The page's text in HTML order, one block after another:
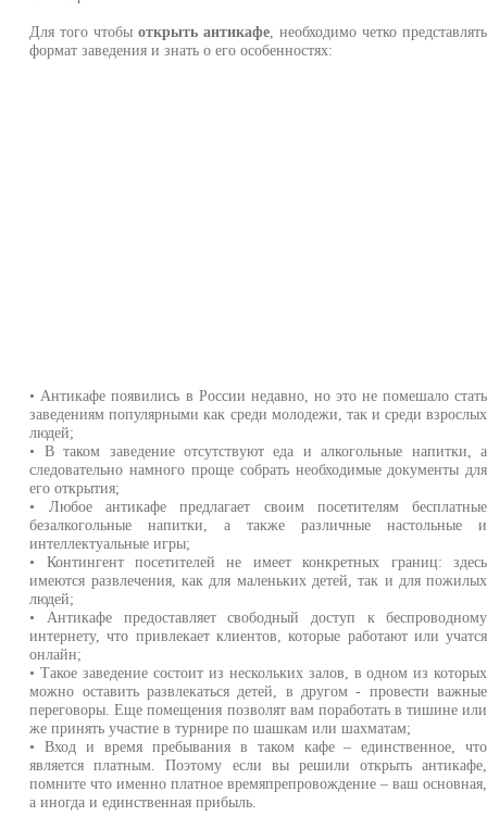
Для того чтобыоткрыть антикафе , необходимо четко представлять
формат заведения и знать о его особенностях:
• Антикафе появились в России недавно, но это не помешало стать
заведениям популярными как среди молодежи, так и среди взрослых
людей;
• В таком заведение отсутствуют еда и алкогольные напитки, а
следовательно намного проще собрать необходимые документы для
его открытия;
• Любое антикафе предлагает своим посетителям бесплатные
безалкогольные напитки, а также различные настольные и
интеллектуальные игры;
• Контингент посетителей не имеет конкретных границ: здесь
имеются развлечения, как для маленьких детей, так и для пожилых
людей;
• Антикафе предоставляет свободный доступ к беспроводному
интернету, что привлекает клиентов, которые работают или учатся
онлайн;
• Такое заведение состоит из нескольких залов, в одном из которых
можно оставить развлекаться детей, в другом - провести важные
переговоры. Еще помещения позволят вам поработать в тишине или
же принять участие в турнире по шашкам или шахматам;
• Вход и время пребывания в таком кафе – единственное, что
является платным. Поэтому если вы решили открыть антикафе,
помните что именно платное времяпрепровождение – ваш основная,
а иногда и единственная прибыль.